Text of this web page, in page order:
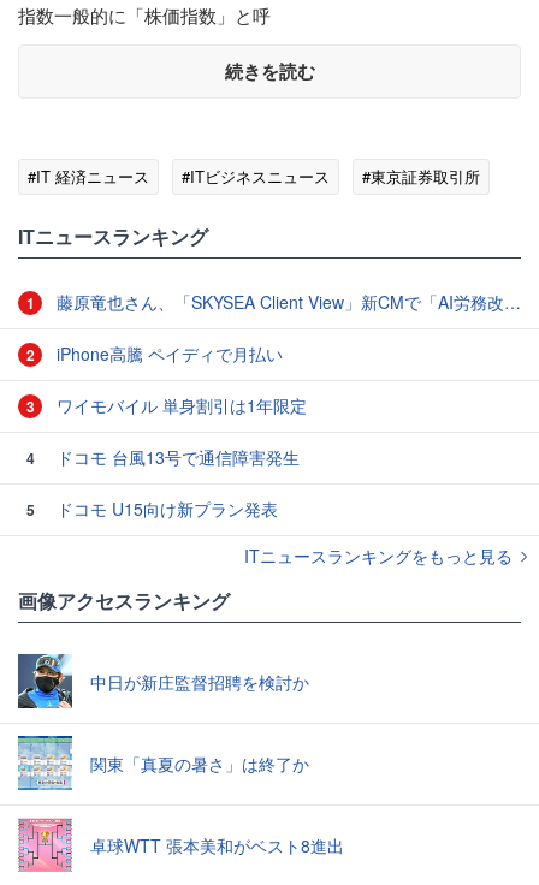
指数一般的に「株価指数」と呼
続きを読む
#IT 経済ニュース #ITビジネスニュース #東京証券取引所
ITニュースランキング
1 藤原竜也さん、「SKYSEA Client View」新CMで「AI労務改善」をアピール 働き方をAIが分析したら「すぐに休んで」と言われる？
2 iPhone高騰 ペイディで月払い
3 ワイモバイル 単身割引は1年限定
4 ドコモ 台風13号で通信障害発生
5
ドコモ U15向け新プラン発表
ITニュースランキングをもっと見る
画像アクセスランキング
中日が新庄監督招聘を検討か
関東「真夏の暑さ」は終了か
卓球WTT 張本美和がベスト8進出